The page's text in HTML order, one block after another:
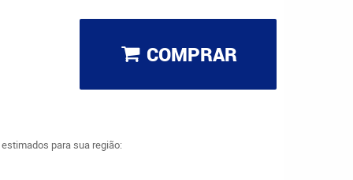
COMPRAR
para sua região: